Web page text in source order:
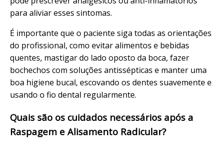
para aliviar esses sintomas.
É importante que o paciente siga todas as orientações
do profissional, como evitar alimentos e bebidas
quentes, mastigar do lado oposto da boca, fazer
bochechos com soluções antissépticas e manter uma
boa higiene bucal, escovando os dentes suavemente e
usando o fio dental regularmente.
Quais são os cuidados necessários após a
Raspagem e Alisamento Radicular?